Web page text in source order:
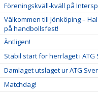
Föreningskväll-kväll på
Välkommen till Jönköping –
på handbollsfest!
Äntligen!
Stabil start för herrlaget i ATG
Damlaget utslaget ur ATG
Matchdag!